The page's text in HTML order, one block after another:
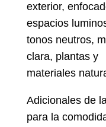
exterior,
espacios
tonos neutros,
clara, plantas y
materiales
Adicionales de
para la